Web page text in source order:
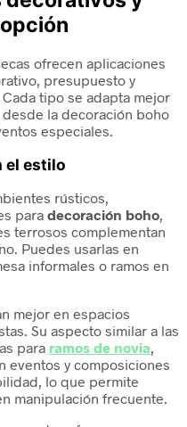
ofrecen aplicaciones
presupuesto y
tipo se adapta mejor
la decoración boho
especiales.
el estilo
rústicos,
para decoración boho,
terrosos complementan
Puedes usarlas en
informales o ramos en
mejor en espacios
Su aspecto similar a las
para ramos de novia,
eventos y composiciones
lo que permite
manipulación frecuente.